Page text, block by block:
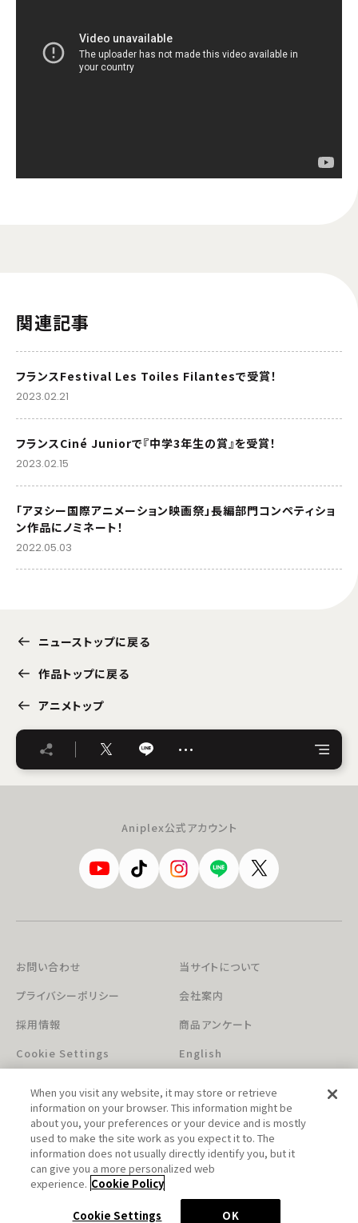
関連記事
フランスFestival Les Toiles Filantesで受賞！
2023.02.21
フランスCiné Juniorで『中学3年生の賞』を受賞！
2023.02.15
「アヌシー国際アニメーション映画祭」長編部門コンペティショ
ン作品にノミネート！
2022.05.03
ニューストップに戻る
作品トップに戻る
アニメトップ
…
Aniplex公式アカウント
お問い合わせ
当サイトについて
プライバシーポリシー
会社案内
採用情報
商品アンケート
Cookie Settings
English
このホームページに掲載されている著作物の無断利用を禁じます。
When you visit any website, it may store or retrieve
information on your browser. This information might be
about you, your preferences or your device and is mostly
used to make the site work as you expect it to. The
information does not usually directly identify you, but it
can give you a more personalized web
experience. Cookie Policy
Cookie Settings OK